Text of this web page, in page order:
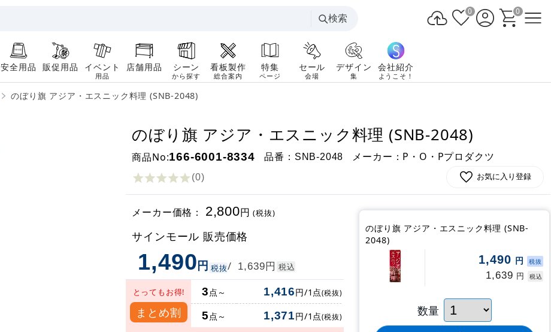
検索
0 0
安全用品 販促用品 イベント
用品
店舗用品 シーン
から探す
看板製作
総合案内
特集
ページ
セール
会場
デザイン
集
会社紹介
ようこそ！
のぼり旗 アジア・エスニック料理 (SNB-2048)
のぼり旗 アジア・エスニック料理 (SNB-2048)
商品No:166-6001-8334 品番： SNB-2048 メーカー：P・O・Pプロダクツ
(0) お気に入り登録
メーカー価格： 2,800円(税抜)
サインモール 販売価格
1,490円 税抜/ 1,639円 税込
とってもお得!
まとめ割
3点～ 1,416円/1点(税抜)
5点～ 1,371円/1点(税抜)
のぼり旗 アジア・エスニック料理 (SNB-
2048)
1,490 円 税抜
1,639 円 税込
数量